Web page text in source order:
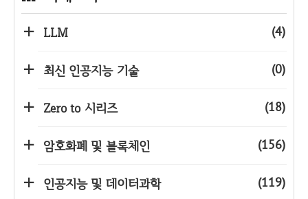
LLM (4)
최신 인공지능 기술 (0)
Zero to 시리즈 (18)
암호화폐 및 블록체인 (156)
인공지능 및 데이터과학 (119)